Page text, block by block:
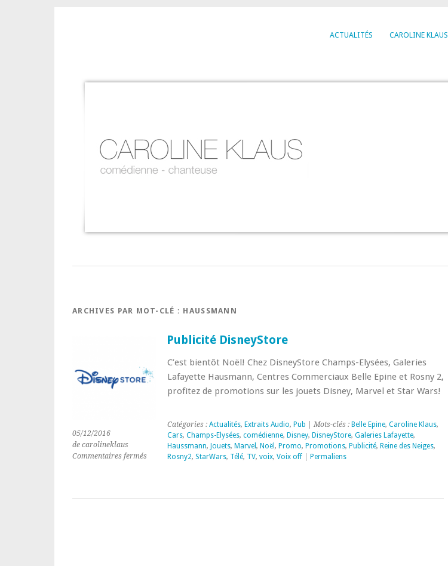
ACTUALITÉS CAROLINE KLAUS
ARCHIVES PAR MOT-CLÉ : HAUSSMANN
05/12/2016
de carolineklaus
Commentaires ferméssur
Publicité DisneyStore
C’est bientôt Noël! Chez DisneyStore Champs-Elysées, Galeries
Lafayette Hausmann, Centres Commerciaux Belle Epine et Rosny 2,
profitez de promotions sur les jouets Disney, Marvel et Star Wars!
Catégories : Actualités, Extraits Audio, Pub | Mots-clés : Belle Epine, Caroline Klaus,
Cars, Champs-Elysées, comédienne, Disney, DisneyStore, Galeries Lafayette,
Haussmann, Jouets, Marvel , Noël , Promo, Promotions, Publicité, Reine des Neiges,
Rosny2, StarWars, Télé, TV, voix, Voix off| Permaliens